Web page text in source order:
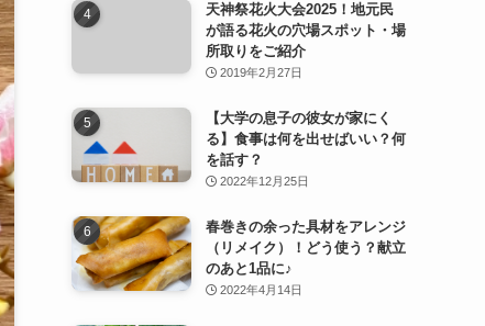
天神祭花火大会2025！地元民
が語る花火の穴場スポット・場
所取りをご紹介
2019年2月27日
【大学の息子の彼女が家にく
る】食事は何を出せばいい？何
を話す？
2022年12月25日
春巻きの余った具材をアレンジ
（リメイク）！どう使う？献立
のあと1品に♪
2022年4月14日